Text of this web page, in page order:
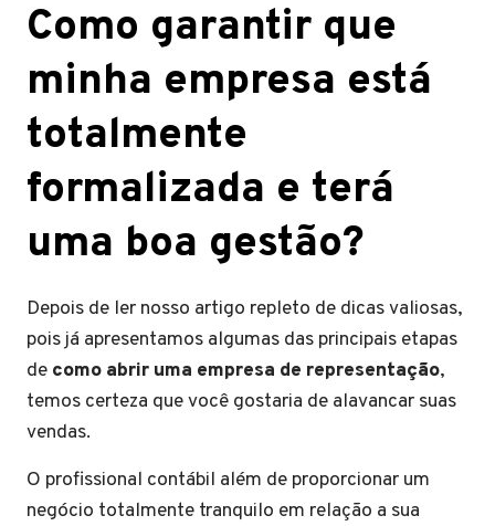
Como garantir que
minha empresa está
totalmente
formalizada e terá
uma boa gestão?
Depois de ler nosso artigo repleto de dicas valiosas,
pois já apresentamos algumas das principais etapas
de como abrir uma empresa de representação,
temos certeza que você gostaria de alavancar suas
vendas.
O profissional contábil além de proporcionar um
negócio totalmente tranquilo em relação a sua